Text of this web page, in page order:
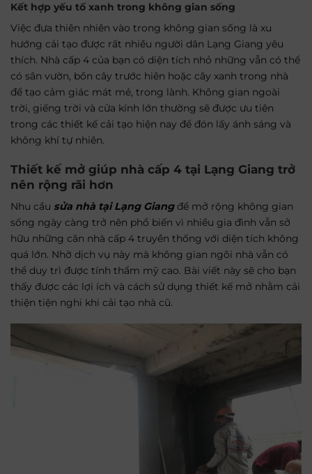
Kết hợp yếu tố xanh trong không gian sống
Việc đưa thiên nhiên vào trong không gian sống là xu
hướng cải tạo được rất nhiều người dân Lạng Giang yêu
thích. Nhà cấp 4 của bạn có diện tích nhỏ những vẫn có thể
có sân vườn, bồn cây trước hiên hoặc cây xanh trong nhà
để tạo cảm giác mát mẻ, trong lành. Không gian ngoài
trời, giếng trời và cửa kính lớn thường sẽ được ưu tiên
trong các thiết kế cải tạo hiện nay để đón lấy ánh sáng và
không khí tự nhiên.
Thiết kế mở giúp nhà cấp 4 tại Lạng Giang trở
nên rộng rãi hơn
Nhu cầu sửa nhà tại Lạng Giangđể mở rộng không gian
sống ngày càng trở nên phổ biến vì nhiều gia đình vẫn sở
hữu những căn nhà cấp 4 truyền thống với diện tích không
quá lớn. Nhờ dịch vụ này mà không gian ngôi nhà vẫn có
thể duy trì được tính thẩm mỹ cao. Bài viết này sẽ cho bạn
thấy được các lợi ích và cách sử dụng thiết kế mở nhằm cải
thiện tiện nghi khi cải tạo nhà cũ.